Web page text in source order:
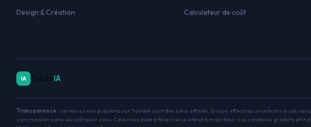
Design & Création
Calculateur de coût
IA IA
Transparence : certains liens présents sur TouteIA sont des liens affiliés. Si vous effectuez un achat via ces
commission sans surcoût pour vous. Cela nous aide à financer le site et à maintenir nos contenus gratuits et